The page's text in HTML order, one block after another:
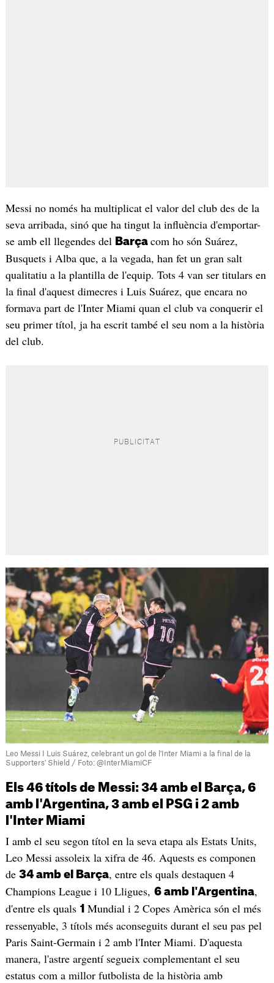
Messi no només ha multiplicat el valor del club des de la
seva arribada, sinó que ha tingut la influència d'emportar-
se amb ell llegendes del Barça com ho són Suárez,
Busquets i Alba que, a la vegada, han fet un gran salt
qualitatiu a la plantilla de l'equip. Tots 4 van ser titulars en
la final d'aquest dimecres i Luis Suárez, que encara no
formava part de l'Inter Miami quan el club va conquerir el
seu primer títol, ja ha escrit també el seu nom a la història
del club.
Leo Messi I Luis Suárez, celebrant un gol de l'Inter Miami a la final de la
Supporters' Shield / Foto: @InterMiamiCF
Els 46 títols de Messi: 34 amb el Barça, 6
amb l'Argentina, 3 amb el PSG i 2 amb
l'Inter Miami
I amb el seu segon títol en la seva etapa als Estats Units,
Leo Messi assoleix la xifra de 46. Aquests es componen
de 34 amb el Barça, entre els quals destaquen 4
Champions League i 10 Lligues, 6 amb l'Argentina,
d'entre els quals 1 Mundial i 2 Copes Amèrica són el més
ressenyable, 3 títols més aconseguits durant el seu pas pel
Paris Saint-Germain i 2 amb l'Inter Miami. D'aquesta
manera, l'astre argentí segueix complementant el seu
estatus com a millor futbolista de la història amb